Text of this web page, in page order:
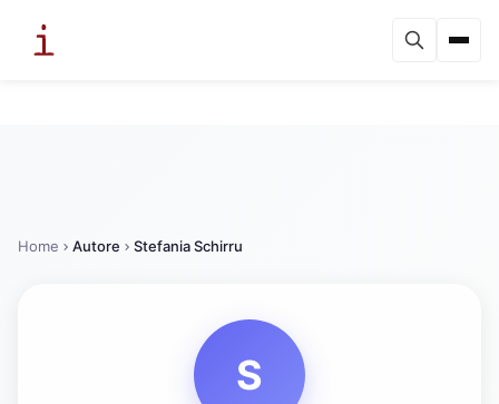
Home Autore Stefania Schirru
S